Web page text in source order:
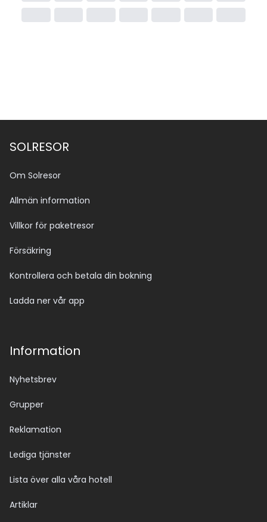
SOLRESOR
Om Solresor
Allmän information
Villkor för paketresor
Försäkring
Kontrollera och betala din bokning
Ladda ner vår app
Information
Nyhetsbrev
Grupper
Reklamation
Lediga tjänster
Lista över alla våra hotell
Artiklar